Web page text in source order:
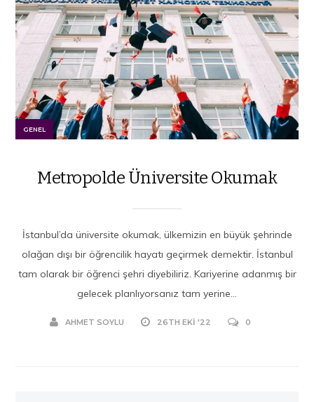
GENEL
Metropolde Üniversite Okumak
İstanbul’da üniversite okumak, ülkemizin en büyük şehrinde
olağan dışı bir öğrencilik hayatı geçirmek demektir. İstanbul
tam olarak bir öğrenci şehri diyebiliriz. Kariyerine adanmış bir
gelecek planlıyorsanız tam yerine...
AHMET SOYLU 26TH EKI '22 0